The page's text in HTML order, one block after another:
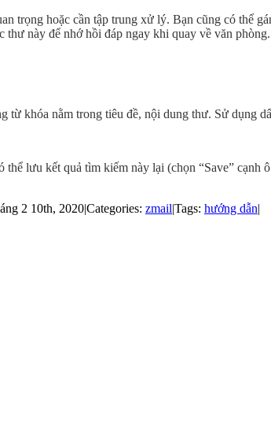
trọng hoặc cần tập trung xử lý. Bạn cũng có thể
thư này để nhớ hồi đáp ngay khi quay về văn phòng.
khóa nằm trong tiêu đề, nội dung thư. Sử dụng
lưu kết quả tìm kiếm này lại (chọn “Save”
2 10th, 2020|Categories: zmail|Tags: hướng dẫn|